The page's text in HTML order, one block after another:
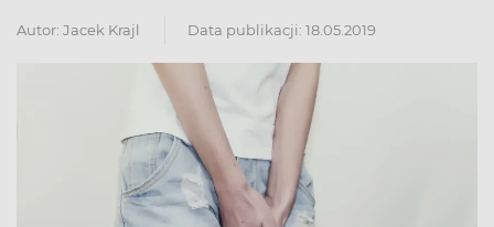
Autor: Jacek Krajl Data publikacji: 18.05.2019